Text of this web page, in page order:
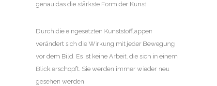
genau das die stärkste Form der Kunst.
Durch die eingesetzten Kunststofflappen
verändert sich die Wirkung mit jeder Bewegung
vor dem Bild. Es ist keine Arbeit, die sich in einem
Blick erschöpft. Sie werden immer wieder neu
gesehen werden.